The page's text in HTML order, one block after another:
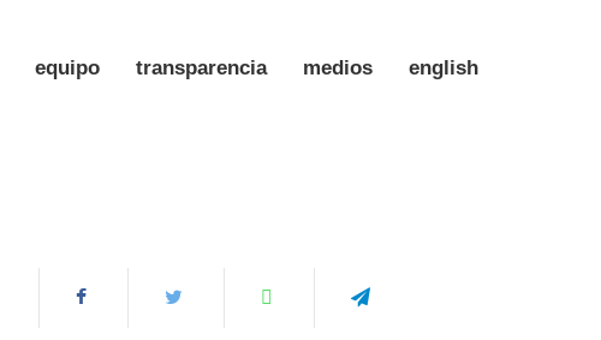
equipo transparencia medios english